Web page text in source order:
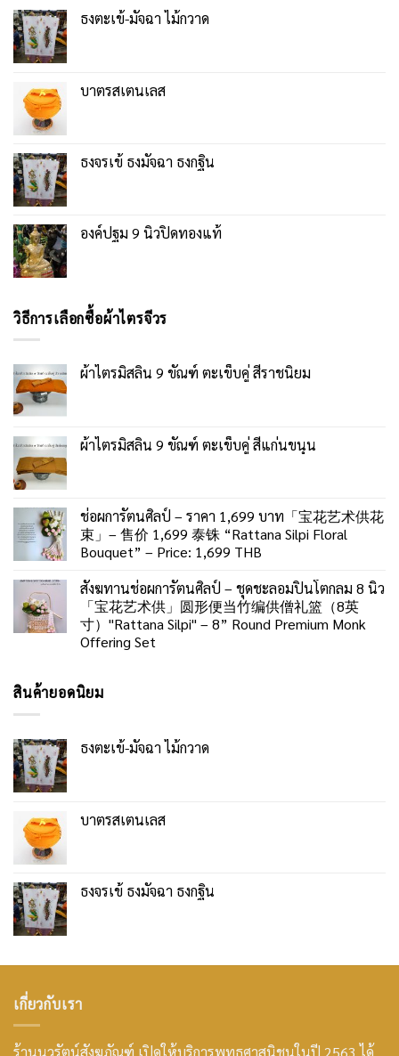
ธงตะเข้-มัจฉา ไม้กวาด
บาตรสเตนเลส
ธงจรเข้ ธงมัจฉา ธงกฐิน
องค์ปฐม 9 นิ้วปิดทองแท้
วิธีการเลือกซื้อผ้าไตรจีวร
ผ้าไตรมิสลิน 9 ขัณฑ์ ตะเข็บคู่ สีราชนิยม
ผ้าไตรมิสลิน 9 ขัณฑ์ ตะเข็บคู่ สีแก่นขนุน
ช่อผการัตนศิลป์ – ราคา 1,699 บาท「宝花艺术供花
束」– 售价 1,699 泰铢 “Rattana Silpi Floral
Bouquet” – Price: 1,699 THB
สังฆทานช่อผการัตนศิลป์ – ชุดชะลอมปิ่นโตกลม 8 นิ้ว
「宝花艺术供」圆形便当竹编供僧礼篮（8英
寸）"Rattana Silpi" – 8” Round Premium Monk
Offering Set
สินค้ายอดนิยม
ธงตะเข้-มัจฉา ไม้กวาด
บาตรสเตนเลส
ธงจรเข้ ธงมัจฉา ธงกฐิน
เกี่ยวกับเรา